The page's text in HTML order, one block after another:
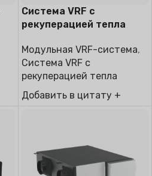
Система VRF с
рекуперацией тепла
Модульная VRF-система,
Система VRF с
рекуперацией тепла
Добавить в цитату +